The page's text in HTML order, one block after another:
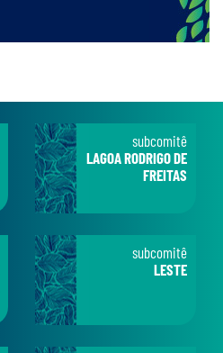
subcomitê
LAGOA RODRIGO DE
FREITAS
subcomitê
LESTE